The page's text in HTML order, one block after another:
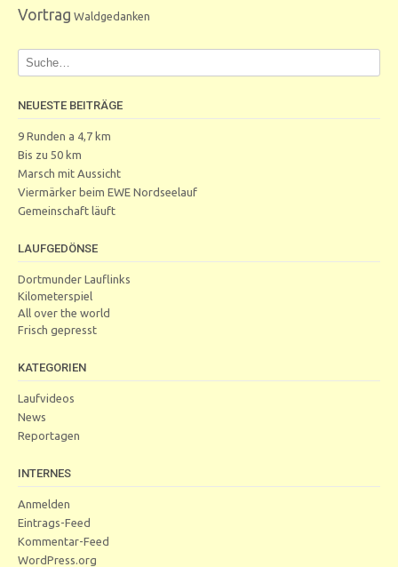
Vortrag Waldgedanken
NEUESTE BEITRÄGE
9 Runden a 4,7 km
Bis zu 50 km
Marsch mit Aussicht
Viermärker beim EWE Nordseelauf
Gemeinschaft läuft
LAUFGEDÖNSE
Dortmunder Lauflinks
Kilometerspiel
All over the world
Frisch gepresst
KATEGORIEN
Laufvideos
News
Reportagen
INTERNES
Anmelden
Eintrags-Feed
Kommentar-Feed
WordPress.org